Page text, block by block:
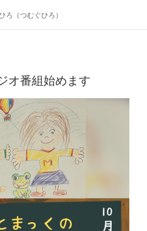
ろ（つむぐひろ）
オ番組始めます